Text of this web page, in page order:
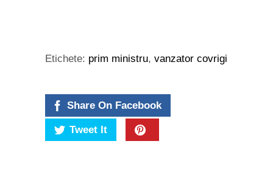
Etichete: prim ministru, vanzator covrigi
Share On Facebook
Tweet It